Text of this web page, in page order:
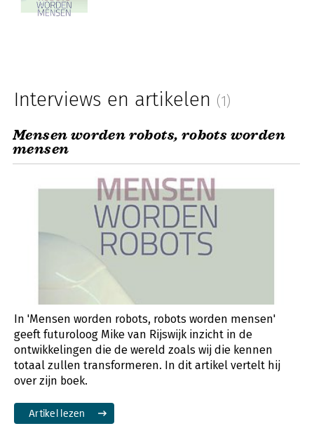
Interviews en artikelen (1)
Mensen worden robots, robots worden
mensen
In 'Mensen worden robots, robots worden mensen'
geeft futuroloog Mike van Rijswijk inzicht in de
ontwikkelingen die de wereld zoals wij die kennen
totaal zullen transformeren. In dit artikel vertelt hij
over zijn boek.
Artikel lezen